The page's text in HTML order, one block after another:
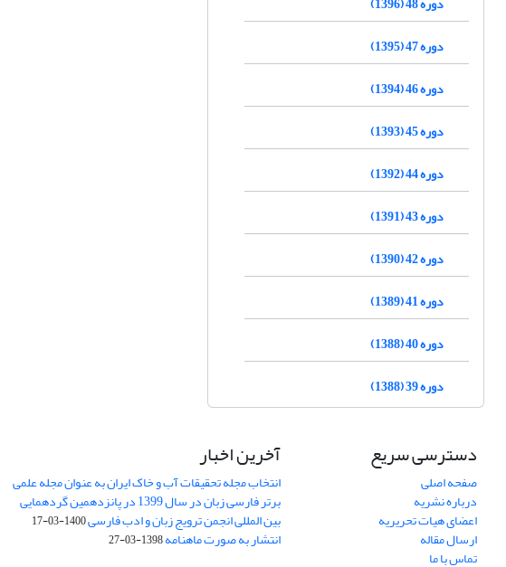
دوره 47 (1395)
دوره 46 (1394)
دوره 45 (1393)
دوره 44 (1392)
دوره 43 (1391)
دوره 42 (1390)
دوره 41 (1389)
دوره 40 (1388)
دوره 39 (1388)
دسترسی سریع
صفحه اصلی
درباره نشریه
اعضای هیات تحریریه
ارسال مقاله
تماس با ما
آخرین اخبار
انتخاب مجله تحقیقات آب و خاک ایران به عنوان مجله علمی
برتر فارسی زبان در سال 1399 در پانزدهمین گردهمایی
بین المللی انجمن ترویج زبان و ادب فارسی1400-03-17
انتشار به صورت ماهنامه1398-03-27